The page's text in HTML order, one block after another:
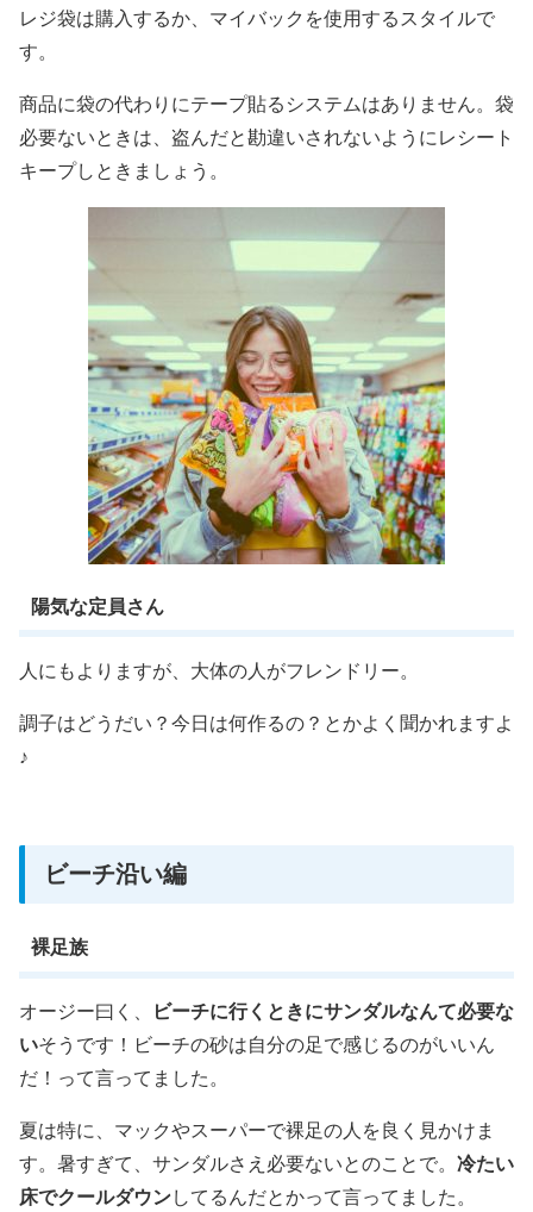
レジ袋は購入するか、マイバックを使用するスタイルで
す。
商品に袋の代わりにテープ貼るシステムはありません。袋
必要ないときは、盗んだと勘違いされないようにレシート
キープしときましょう。
陽気な定員さん
人にもよりますが、大体の人がフレンドリー。
調子はどうだい？今日は何作るの？とかよく聞かれますよ
♪
ビーチ沿い編
裸足族
オージー曰く、
ビーチに行くときにサンダルなんて必要な
いそうです！ビーチの砂は自分の足で感じるのがいいん
だ！って言ってました。
夏は特に、マックやスーパーで裸足の人を良く見かけま
す。暑すぎて、サンダルさえ必要ないとのことで。 冷たい
床でクールダウンしてるんだとかって言ってました。